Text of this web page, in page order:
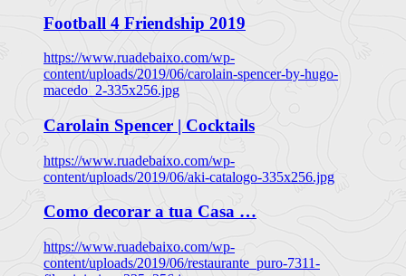
Football 4 Friendship 2019
https://www.ruadebaixo.com/wp-
content/uploads/2019/06/carolain-spencer-by-hugo-
macedo_2-335x256.jpg
Carolain Spencer | Cocktails
https://www.ruadebaixo.com/wp-
content/uploads/2019/06/aki-catalogo-335x256.jpg
Como decorar a tua Casa …
https://www.ruadebaixo.com/wp-
content/uploads/2019/06/restaurante_puro-7311-